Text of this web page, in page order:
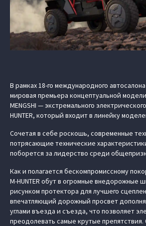
В рамках 18-го международного
мировая премьера концептуальной
MENGSHI — экстремального
HUNTER, который входит в линейку
Сочетая в себе роскошь, современные
потрясающие технические
поборется за лидерство среди
Как и полагается бескомпромиссному
M-HUNTER обут в огромные внедорожные
рисунком протектора для лучшего
впечатляющий дорожный просвет
углами въезда и съезда, что позволяет
преодолевать самые крутые